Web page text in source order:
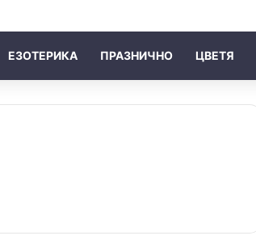
ЕЗОТЕРИКА ПРАЗНИЧНО ЦВЕТЯ